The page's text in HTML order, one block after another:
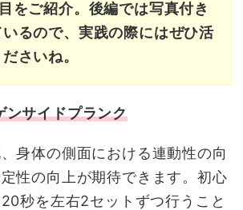
をご紹介。後編では写真付き
るので、実践の際にはぜひ活
さいね。
サイドプランク
身体の側面における連動性の向
定性の向上が期待できます。初心
秒を左右2セットずつ行うこと